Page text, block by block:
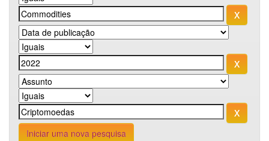
Iniciar uma nova pesquisa